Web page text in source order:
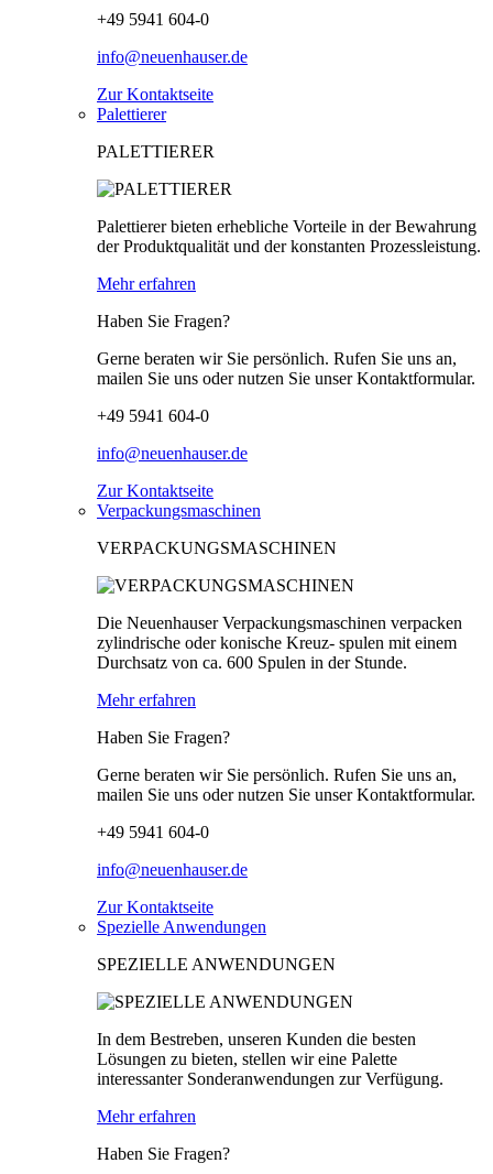
+49 5941 604-0
info@neuenhauser.de
Zur Kontaktseite
Palettierer
PALETTIERER
Palettierer bieten erhebliche Vorteile in der Bewahrung
der Produktqualität und der konstanten Prozessleistung.
Mehr erfahren
Haben Sie Fragen?
Gerne beraten wir Sie persönlich. Rufen Sie uns an,
mailen Sie uns oder nutzen Sie unser Kontaktformular.
+49 5941 604-0
info@neuenhauser.de
Zur Kontaktseite
Verpackungsmaschinen
VERPACKUNGSMASCHINEN
Die Neuenhauser Verpackungsmaschinen verpacken
zylindrische oder konische Kreuz- spulen mit einem
Durchsatz von ca. 600 Spulen in der Stunde.
Mehr erfahren
Haben Sie Fragen?
Gerne beraten wir Sie persönlich. Rufen Sie uns an,
mailen Sie uns oder nutzen Sie unser Kontaktformular.
+49 5941 604-0
info@neuenhauser.de
Zur Kontaktseite
Spezielle Anwendungen
SPEZIELLE ANWENDUNGEN
In dem Bestreben, unseren Kunden die besten
Lösungen zu bieten, stellen wir eine Palette
interessanter Sonderanwendungen zur Verfügung.
Mehr erfahren
Haben Sie Fragen?